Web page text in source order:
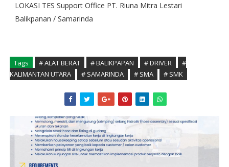
LOKASI TES Support Office PT. Riuna Mitra Lestari
Balikpanan / Samarinda
Tags # ALAT BERAT # BALIKPAPAN # DRIVER
#
KALIMANTAN UTARA
# SAMARINDA # SMA # SMK